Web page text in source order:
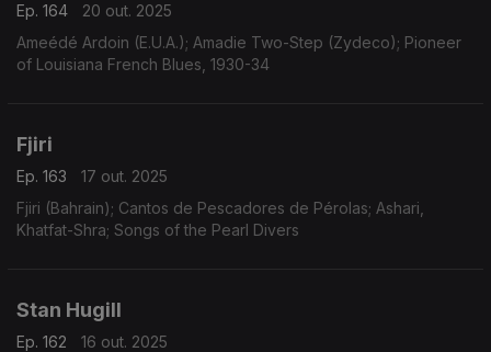
Ep. 164
20 out. 2025
Ameédé Ardoin (E.U.A.); Amadie Two-Step (Zydeco); Pioneer
of Louisiana French Blues, 1930-34
Fjiri
Ep. 163
17 out. 2025
Fjiri (Bahrain); Cantos de Pescadores de Pérolas; Ashari,
Khatfat-Shra; Songs of the Pearl Divers
Stan Hugill
Ep. 162
16 out. 2025